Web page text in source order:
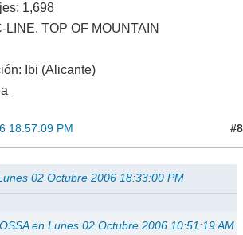
1,698
LINE. TOP OF MOUNTAIN
Ibi (Alicante)
18:57:09 PM #8
02 Octubre 2006 18:33:00 PM
en Lunes 02 Octubre 2006 10:51:19 AM